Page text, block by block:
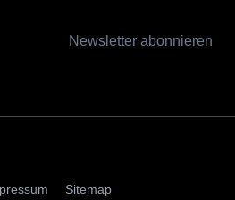
Newsletter abonnieren
Sitemap